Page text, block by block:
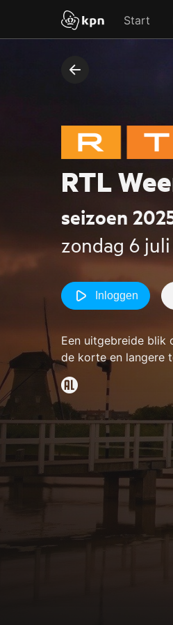
Start
RTL
seizoen
zondag 6 juli
Inloggen
Een uitgebreide blik
de korte en langere